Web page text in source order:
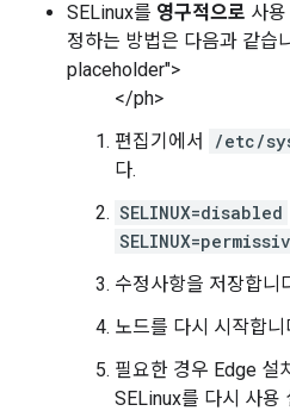
SELinux를 영구적으로 사
정하는 방법은 다음과 같
placeholder">
</ph>
편집기에서
/etc/
다.
SELINUX=disabled
수정사항을 저장합니
노드를 다시 시작합니
필요한 경우 Edge 설
SELinux를 다시 사용